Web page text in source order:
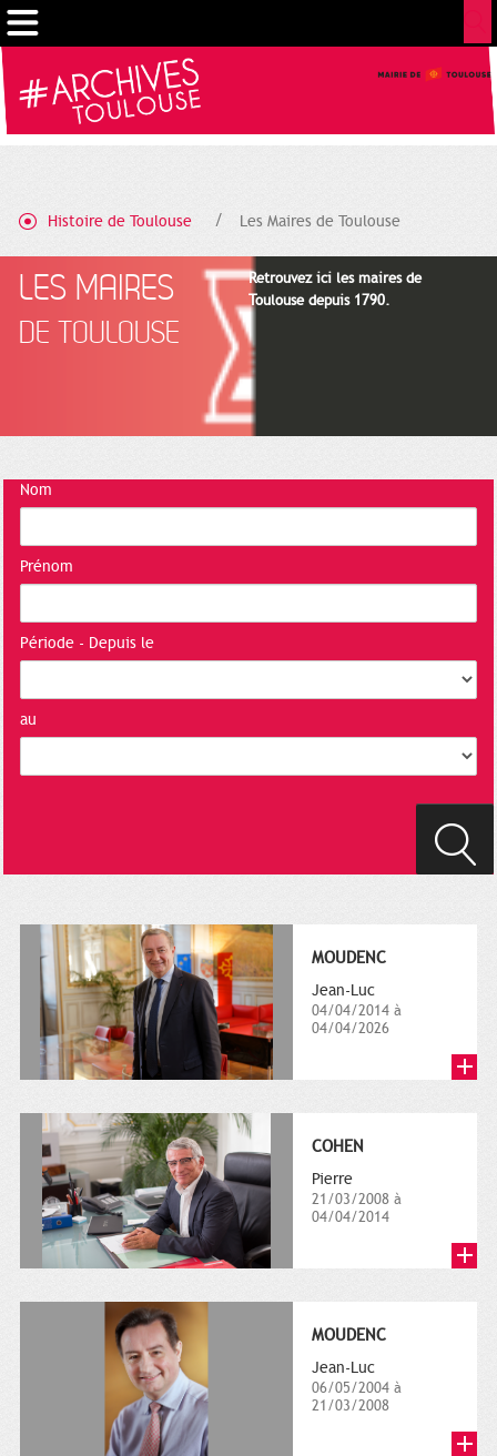
Histoire de Toulouse Les Maires de Toulouse
LES MAIRES
DE TOULOUSE
Retrouvez ici les maires de
Toulouse depuis 1790.
Nom
Prénom
Période - Depuis le
au
MOUDENC
Jean-Luc
04/04/2014 à
04/04/2026
COHEN
Pierre
21/03/2008 à
04/04/2014
MOUDENC
Jean-Luc
06/05/2004 à
21/03/2008
Cookies management panel